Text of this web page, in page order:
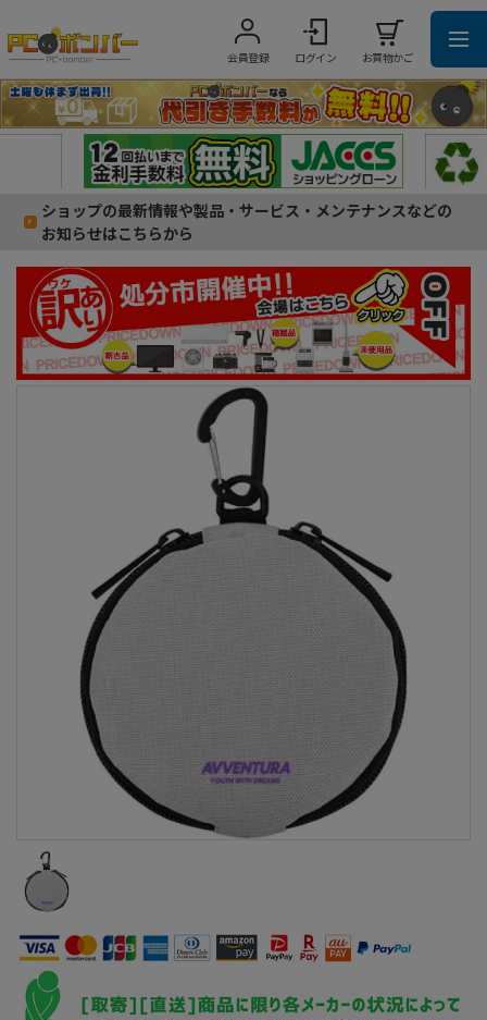
会員登録 ログイン お買物かご
ショップの最新情報や製品・サービス・メンテナンスなどの
お知らせはこちらから